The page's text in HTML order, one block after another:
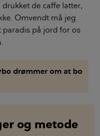
de caffe latter,
Omvendt må jeg
paradis på jord for os
drømmer om at bo
og metode